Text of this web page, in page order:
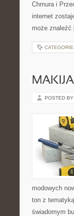
Chmura i
internet
może
POSTED BY
modowych
ton z
świadomym